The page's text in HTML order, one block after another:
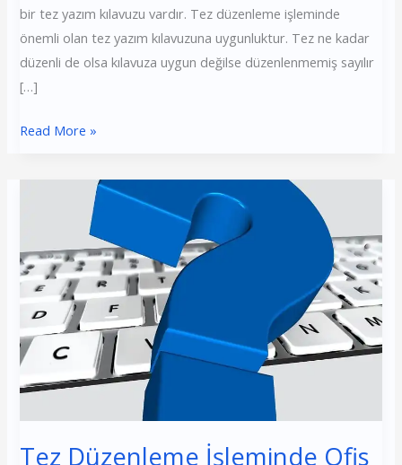
bir tez yazım kılavuzu vardır. Tez düzenleme işleminde
önemli olan tez yazım kılavuzuna uygunluktur. Tez ne kadar
düzenli de olsa kılavuza uygun değilse düzenlenmemiş sayılır
[…]
Read More »
Tez Düzenleme İşleminde Ofis
Ofis
Programlarının
Önemi